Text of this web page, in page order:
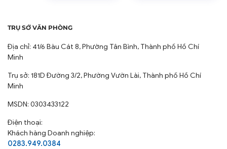
IQC/09/1987.20 và chứng nhận hợp quy vải trong dệt
như sau: Kể từ ngày 01/5/2017, các sản phẩm dệt
may phải được công bố hợp quy theo quy chuẩn về
mức giới hạn hàm lượng formaldehyt và các amin
thơm chuyển hóa từ thuốc nhuộm azo trong sản
phẩm dệt may.
Chúng tôi đã không ngừng cải tiến công nghệ, nâng
cao chất lượng sản phẩm để trở thành thương hiệu
TRỤ SỞ VĂN PHÒNG
Địa chỉ: 41/6 Bàu Cát 8, Phường Tân Bình, Thành phố Hồ Chí
Minh
Trụ sở: 181D Đường 3/2, Phường Vườn Lài, Thành phố Hồ Chí
Minh
MSDN: 0303433122
Điện thoại:
Khách hàng Doanh nghiệp:
0283.949.0384